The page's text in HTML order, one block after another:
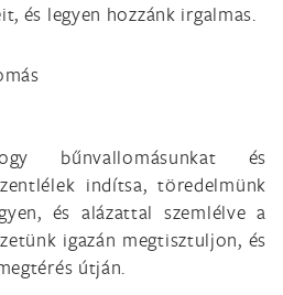
és legyen hozzánk irgalmas.
bűnvallomásunkat és
indítsa, töredelmünk
és alázattal szemlélve a
igazán megtisztuljon, és
útján.